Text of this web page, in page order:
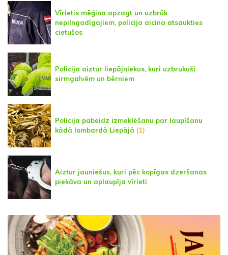
Vīrietis mēģina apzagt un uzbrūk
nepilngadīgajiem, policija aicina atsaukties
cietušos
Policija aiztur liepājniekus, kuri uzbrukuši
sirmgalvēm un bērniem
Policija pabeidz izmeklēšanu par laupīšanu
kādā lombardā Liepājā (1)
Aiztur jauniešus, kuri pēc kopīgas dzeršanas
piekāva un aplaupīja vīrieti